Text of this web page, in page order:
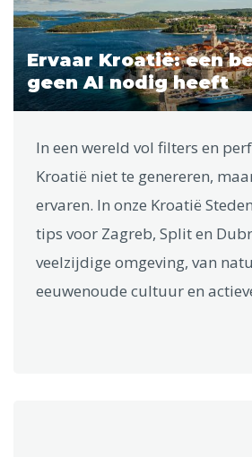
Ervaar Kroatië: een
geen AI nodig heeft
In een wereld vol filters en
Kroatië niet te genereren,
ervaren. In onze Kroatië
tips voor Zagreb, Split en
veelzijdige omgeving, van
eeuwenoude cultuur en